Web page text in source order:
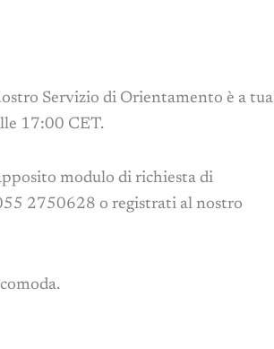
Servizio di Orientamento è a tua
17:00 CET.
modulo di richiesta di
2750628 o registrati al nostro